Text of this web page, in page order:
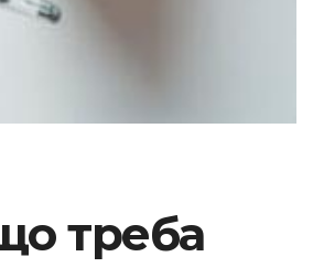
треба